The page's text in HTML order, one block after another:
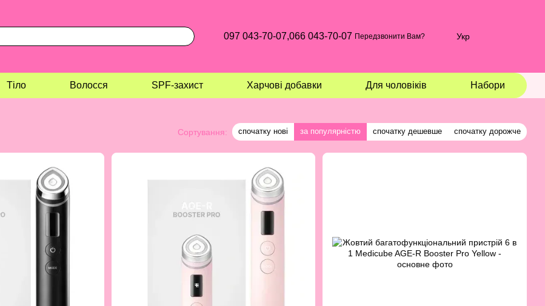
097 043-70-07,066 043-70-07 Передзвонити Вам? Укр
Тіло Волосся SPF-захист Харчові добавки Для чоловіків Набори
Сортування: спочатку нові за популярністю спочатку дешевше спочатку дорожче